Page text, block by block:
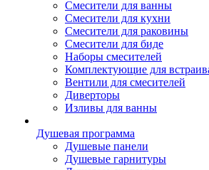
Смесители для ванны
Смесители для кухни
Смесители для раковины
Смесители для биде
Наборы смесителей
Комплектующие для
Вентили для смесителей
Диверторы
Изливы для ванны
Душевая программа
Душевые панели
Душевые гарнитуры